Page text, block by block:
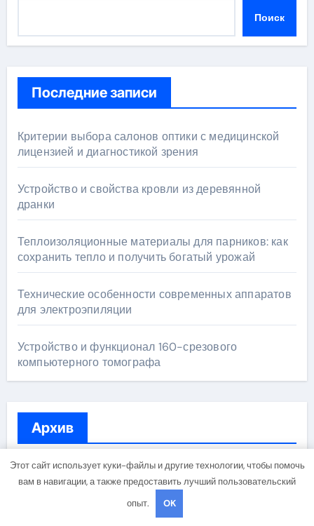
Поиск
Последние записи
Критерии выбора салонов оптики с медицинской
лицензией и диагностикой зрения
Устройство и свойства кровли из деревянной
дранки
Теплоизоляционные материалы для парников: как
сохранить тепло и получить богатый урожай
Технические особенности современных аппаратов
для электроэпиляции
Устройство и функционал 160-срезового
компьютерного томографа
Архив
Июль 2026
Этот сайт использует куки-файлы и другие технологии, чтобы помочь
вам в навигации, а также предоставить лучший пользовательский
опыт.
OK